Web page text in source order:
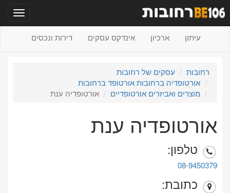
עיתון ארכיון אינדקס עסקים דירות ונכסים
רחובות
עסקים של רחובות
אורטופדיה ברחובות אורטופד ברחובות
מוצרים ואביזרים אורטופדיים
אורטופדיה ענת
אורטופדיה ענת
טלפון:
08-9450379
כתובת: